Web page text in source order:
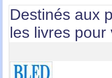
Destinés aux
les livres